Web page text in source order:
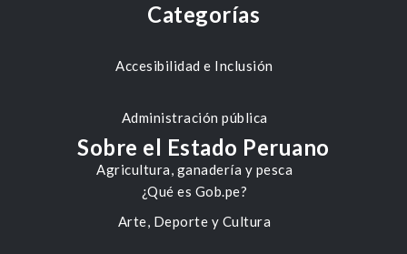
Categorías
Accesibilidad e Inclusión
Administración pública
Agricultura, ganadería y pesca
Arte, Deporte y Cultura
Sobre el Estado Peruano
¿Qué es Gob.pe?